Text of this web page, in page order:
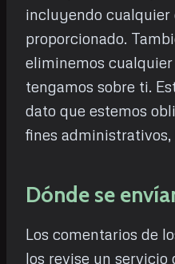
incluyendo cualquier
proporcionado.
eliminemos
tengamos sobre ti.
dato que estemos
fines administrativos,
Dónde se
Los comentarios de
los revise un servicio